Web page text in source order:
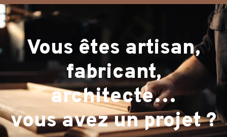
Vous êtes artisan,
fabricant,
architecte…
vous avez un projet ?